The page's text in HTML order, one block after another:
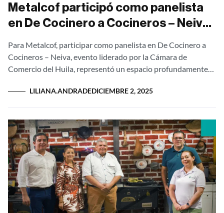
Metalcof participó como panelista
en De Cocinero a Cocineros – Neiva:
gastronomía huilense
Para Metalcof, participar como panelista en De Cocinero a
Cocineros – Neiva, evento liderado por la Cámara de
Comercio del Huila, representó un espacio profundamente
LILIANA.ANDRADEDICIEMBRE 2, 2025